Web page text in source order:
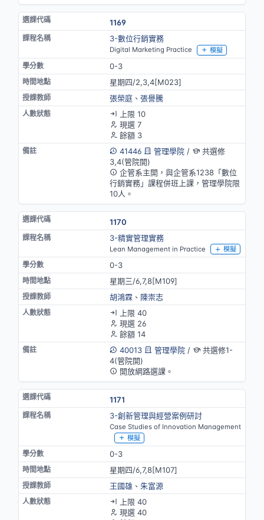
1169
3-數位行銷實務
Digital Marketing Practice 模擬
0-3
星期四/2,3,4[M023]
張榮庭、 張譽騰
上限 10
現選 7
餘額 3
41446
管理學院/
共選修
3,4(管院開)
企管系主開，與企管系1238「數位
行銷實務」課程併班上課，管理學院限
10人。
1170
3-精實管理實務
Lean Management in Practice 模擬
0-3
星期三/6,7,8[M109]
胡鴻霖、 陳崇志
上限 40
現選 26
餘額 14
40013
管理學院/
共選修1-
4(管院開)
開放網路選課。
1171
3-創新管理與經營案例研討
Case Studies of Innovation Management
模擬
0-3
星期四/6,7,8[M107]
王國雄、 朱富源
上限 40
現選 40